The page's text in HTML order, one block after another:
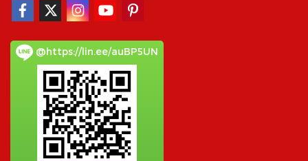
@https://lin.ee/auBP5UN